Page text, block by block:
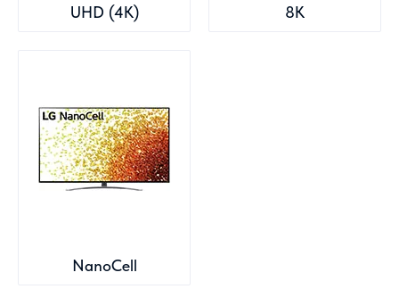
UHD (4K) 8K
NanoCell